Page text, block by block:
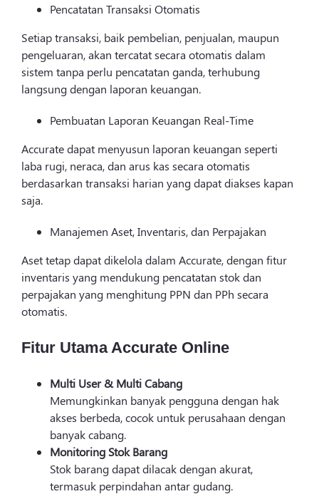
Pencatatan Transaksi Otomatis
Setiap transaksi, baik pembelian, penjualan, maupun
pengeluaran, akan tercatat secara otomatis dalam
sistem tanpa perlu pencatatan ganda, terhubung
langsung dengan laporan keuangan.
Pembuatan Laporan Keuangan Real-Time
Accurate dapat menyusun laporan keuangan seperti
laba rugi, neraca, dan arus kas secara otomatis
berdasarkan transaksi harian yang dapat diakses kapan
saja.
Manajemen Aset, Inventaris, dan Perpajakan
Aset tetap dapat dikelola dalam Accurate, dengan fitur
inventaris yang mendukung pencatatan stok dan
perpajakan yang menghitung PPN dan PPh secara
otomatis.
Fitur Utama Accurate Online
Multi User & Multi Cabang
Memungkinkan banyak pengguna dengan hak
akses berbeda, cocok untuk perusahaan dengan
banyak cabang.
Monitoring Stok Barang
Stok barang dapat dilacak dengan akurat,
termasuk perpindahan antar gudang.